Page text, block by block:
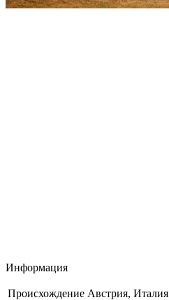
Информация
Происхождение Австрия, Италия